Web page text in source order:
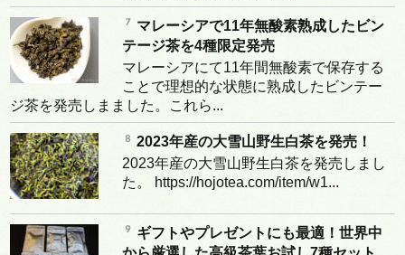
マレーシアで11年無酸素熟成したビン
テージ茶を4種限定発売
マレーシアにて11年間無酸素で保存する
ことで理想的な状態に熟成したビンテー
ジ茶を発売しまました。これら...
2023年産の大雪山野生白茶を発売！
2023年産の大雪山野生白茶を発売しまし
た。 https://hojotea.com/item/w1...
ギフトやプレゼントにも最適！世界中